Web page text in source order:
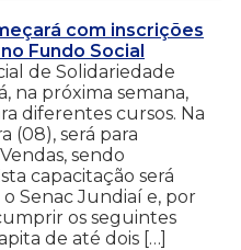
com inscrições
Fundo Social
de Solidariedade
na próxima semana,
diferentes cursos. Na
(08), será para
sendo
capacitação será
Senac Jundiaí e, por
os seguintes
de até dois […]